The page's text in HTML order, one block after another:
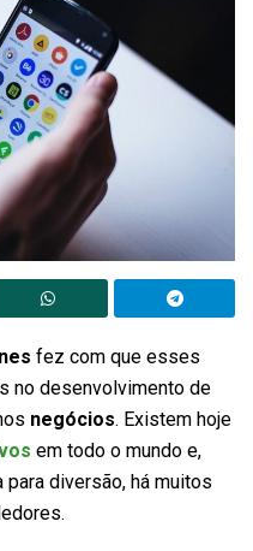
fez com que esses
no desenvolvimento de
negócios. Existem hoje
em todo o mundo e,
diversão, há muitos